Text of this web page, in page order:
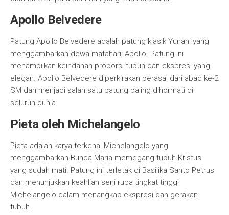
Apollo Belvedere
Patung Apollo Belvedere adalah patung klasik Yunani yang
menggambarkan dewa matahari, Apollo. Patung ini
menampilkan keindahan proporsi tubuh dan ekspresi yang
elegan. Apollo Belvedere diperkirakan berasal dari abad ke-2
SM dan menjadi salah satu patung paling dihormati di
seluruh dunia.
Pieta oleh Michelangelo
Pieta adalah karya terkenal Michelangelo yang
menggambarkan Bunda Maria memegang tubuh Kristus
yang sudah mati. Patung ini terletak di Basilika Santo Petrus
dan menunjukkan keahlian seni rupa tingkat tinggi
Michelangelo dalam menangkap ekspresi dan gerakan
tubuh.